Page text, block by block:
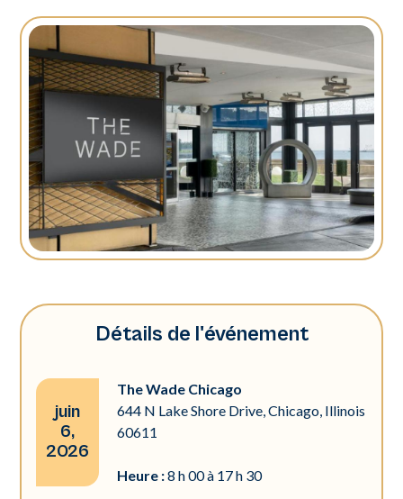
Détails de l'événement
juin
6,
2026
The Wade Chicago
644 N Lake Shore Drive, Chicago, Illinois
60611
Heure :8 h 00 à 17 h 30